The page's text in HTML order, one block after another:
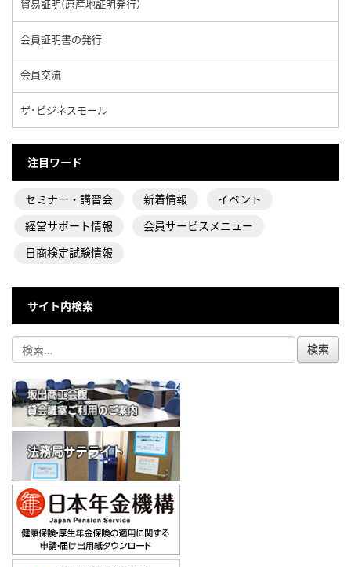
貿易証明(原産地証明発行）
会員証明書の発行
会員交流
ザ･ビジネスモール
注目ワード
セミナー・講習会 新着情報
イベント
経営サポート情報
会員サービスメニュー
日商検定試験情報
サイト内検索